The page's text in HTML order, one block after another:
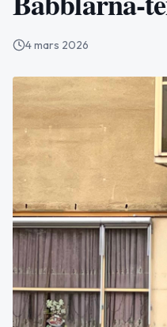
4 mars 2026